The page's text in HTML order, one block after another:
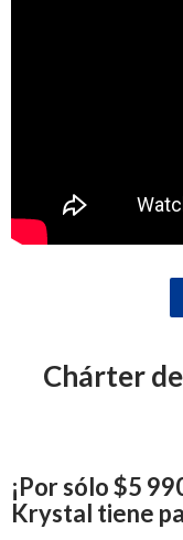
Chárter
¡Por sólo$5
Krystal tiene